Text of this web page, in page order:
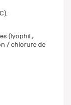
(lyophil.,
/ chlorure de